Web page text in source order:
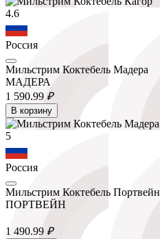
4.6
Россия
Мильстрим Коктебель Мадера
МАДЕРА
1 590.99 ₽
В корзину
5
Россия
Мильстрим Коктебель Портвейн
ПОРТВЕЙН
1 490.99 ₽